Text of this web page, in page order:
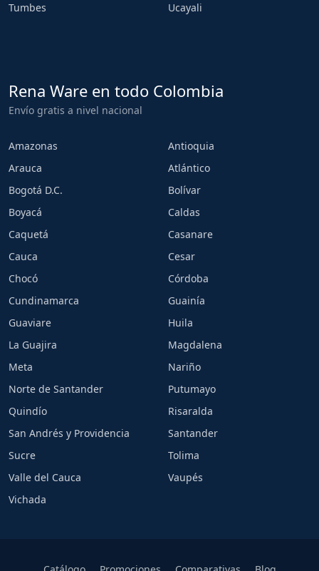
Tumbes
Ucayali
Rena Ware en todo Colombia
Envío gratis a nivel nacional
Amazonas
Antioquia
Arauca
Atlántico
Bogotá D.C.
Bolívar
Boyacá
Caldas
Caquetá
Casanare
Cauca
Cesar
Chocó
Córdoba
Cundinamarca
Guainía
Guaviare
Huila
La Guajira
Magdalena
Meta
Nariño
Norte de Santander
Putumayo
Quindío
Risaralda
San Andrés y Providencia
Santander
Sucre
Tolima
Valle del Cauca
Vaupés
Vichada